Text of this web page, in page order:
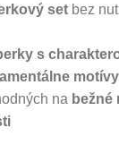
set bez
s
motívy
na bežné